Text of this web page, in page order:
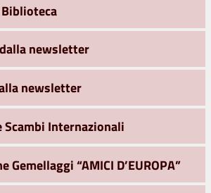
newsletter
newsletter
Scambi Internazionali
Gemellaggi “AMICI D’EUROPA”